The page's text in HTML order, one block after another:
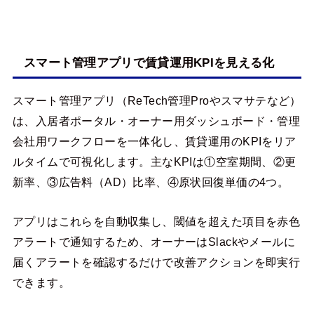
スマート管理アプリで賃貸運用KPIを見える化
スマート管理アプリ（ReTech管理Proやスマサテなど）
は、入居者ポータル・オーナー用ダッシュボード・管理
会社用ワークフローを一体化し、賃貸運用のKPIをリア
ルタイムで可視化します。主なKPIは①空室期間、②更
新率、③広告料（AD）比率、④原状回復単価の4つ。
アプリはこれらを自動収集し、閾値を超えた項目を赤色
アラートで通知するため、オーナーはSlackやメールに
届くアラートを確認するだけで改善アクションを即実行
できます。